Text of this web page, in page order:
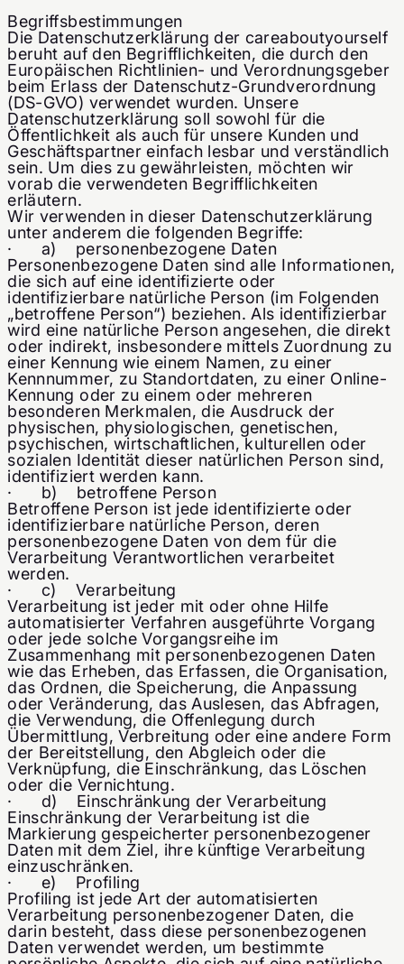
Begriffsbestimmungen
Die Datenschutzerklärung der careaboutyourself
beruht auf den Begrifflichkeiten, die durch den
Europäischen Richtlinien- und Verordnungsgeber
beim Erlass der Datenschutz-Grundverordnung
(DS-GVO) verwendet wurden. Unsere
Datenschutzerklärung soll sowohl für die
Öffentlichkeit als auch für unsere Kunden und
Geschäftspartner einfach lesbar und verständlich
sein. Um dies zu gewährleisten, möchten wir
vorab die verwendeten Begrifflichkeiten
erläutern.
Wir verwenden in dieser Datenschutzerklärung
unter anderem die folgenden Begriffe:
· a) personenbezogene Daten
Personenbezogene Daten sind alle Informationen,
die sich auf eine identifizierte oder
identifizierbare natürliche Person (im Folgenden
„betroffene Person“) beziehen. Als identifizierbar
wird eine natürliche Person angesehen, die direkt
oder indirekt, insbesondere mittels Zuordnung zu
einer Kennung wie einem Namen, zu einer
Kennnummer, zu Standortdaten, zu einer Online-
Kennung oder zu einem oder mehreren
besonderen Merkmalen, die Ausdruck der
physischen, physiologischen, genetischen,
psychischen, wirtschaftlichen, kulturellen oder
sozialen Identität dieser natürlichen Person sind,
identifiziert werden kann.
· b) betroffene Person
Betroffene Person ist jede identifizierte oder
identifizierbare natürliche Person, deren
personenbezogene Daten von dem für die
Verarbeitung Verantwortlichen verarbeitet
werden.
· c) Verarbeitung
Verarbeitung ist jeder mit oder ohne Hilfe
automatisierter Verfahren ausgeführte Vorgang
oder jede solche Vorgangsreihe im
Zusammenhang mit personenbezogenen Daten
wie das Erheben, das Erfassen, die Organisation,
das Ordnen, die Speicherung, die Anpassung
oder Veränderung, das Auslesen, das Abfragen,
die Verwendung, die Offenlegung durch
Übermittlung, Verbreitung oder eine andere Form
der Bereitstellung, den Abgleich oder die
Verknüpfung, die Einschränkung, das Löschen
oder die Vernichtung.
· d) Einschränkung der Verarbeitung
Einschränkung der Verarbeitung ist die
Markierung gespeicherter personenbezogener
Daten mit dem Ziel, ihre künftige Verarbeitung
einzuschränken.
· e) Profiling
Profiling ist jede Art der automatisierten
Verarbeitung personenbezogener Daten, die
darin besteht, dass diese personenbezogenen
Daten verwendet werden, um bestimmte